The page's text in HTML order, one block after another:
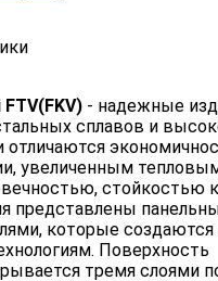
- надежные
сплавов и
увеличенным
стойкостью
представлены
которые создаются
Поверхность
тремя слоями